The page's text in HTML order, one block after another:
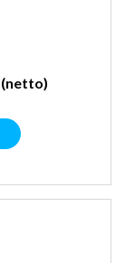
(netto)